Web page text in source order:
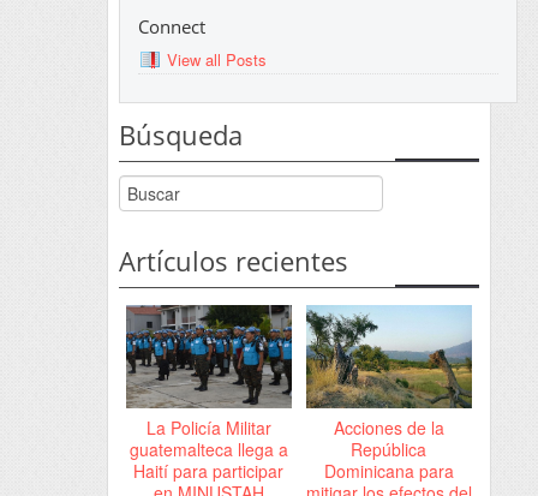
Connect
View all Posts
Búsqueda
Artículos recientes
La Policía Militar
guatemalteca llega a
Haití para participar
Acciones de la
República
Dominicana para